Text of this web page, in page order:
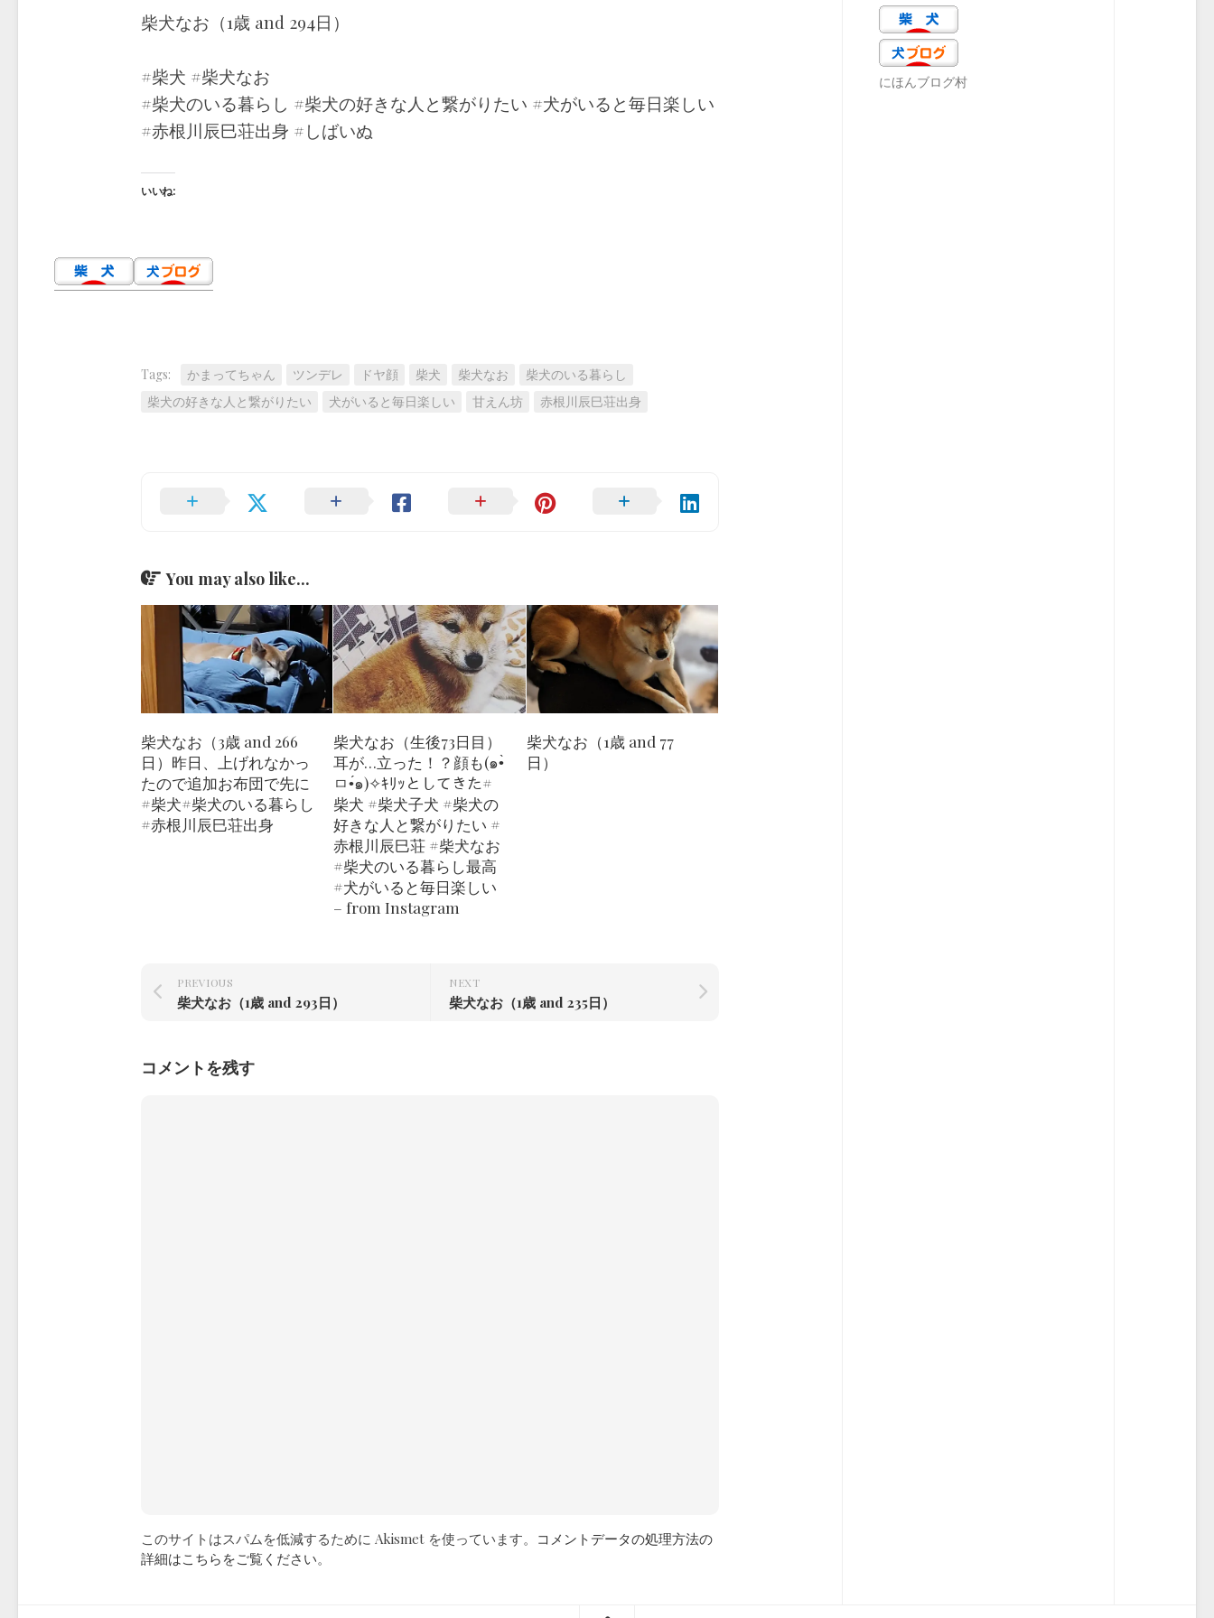
柴犬なお（1歳 and 294日）
#柴犬 #柴犬なお
#柴犬のいる暮らし #柴犬の好きな人と繋がりたい #犬がいると毎日楽しい
#赤根川辰巳荘出身 #しばいぬ
いいね:
Tags: かまってちゃん ツンデレ ドヤ顔 柴犬 柴犬なお
柴犬のいる暮らし
柴犬の好きな人と繋がりたい
犬がいると毎日楽しい 甘えん坊 赤根川辰巳荘出身
You may also like...
柴犬なお（3歳 and 266
日）昨日、上げれなかっ
たので追加お布団で先に
#柴犬#柴犬のいる暮らし
#赤根川辰巳荘出身
柴犬なお（生後73日目）
耳が…立った！？顔も(๑•̀
ㅁ•́๑)✧ｷﾘｯとしてきた#
柴犬 #柴犬子犬 #柴犬の
好きな人と繋がりたい #
赤根川辰巳荘 #柴犬なお
#柴犬のいる暮らし最高
#犬がいると毎日楽しい
– from Instagram
柴犬なお（1歳 and 77
日）
NEXT
柴犬なお（1歳 and 235日）
PREVIOUS
柴犬なお（1歳 and 293日）
コメントを残す
このサイトはスパムを低減するために Akismet を使っています。 コメントデータの処理方法の
詳細はこちらをご覧ください。
にほんブログ村